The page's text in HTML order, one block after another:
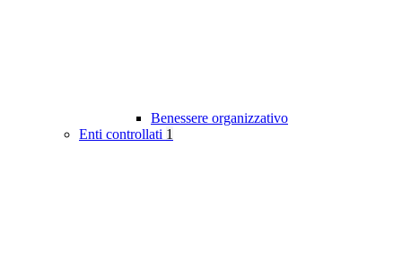
Benessere organizzativo
Enti controllati 1